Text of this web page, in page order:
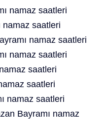
namaz saatleri
namaz saatleri
namaz saatleri
namaz saatleri
saatleri
saatleri
namaz saatleri
Bayramı namaz